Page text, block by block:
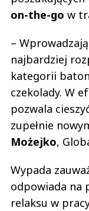
on-the-go w
–
najbardziej
kategorii
czekolady. W
pozwala
zupełnie
Możejko,
Wypada
odpowiada na
relaksu w